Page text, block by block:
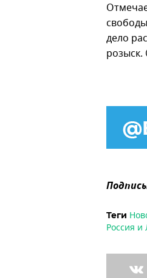
дело
розыск.
Теги
Россия и